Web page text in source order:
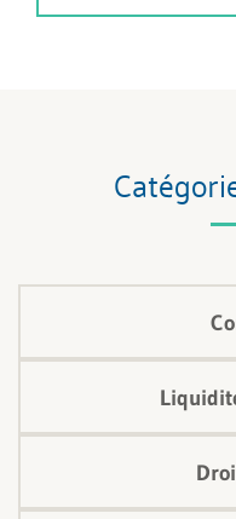
manœuvre et